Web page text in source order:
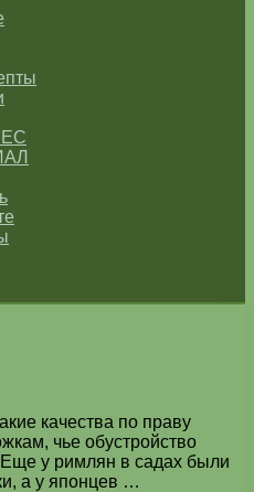
качества по праву
чье обустройство
у римлян в садах были
а у японцев …